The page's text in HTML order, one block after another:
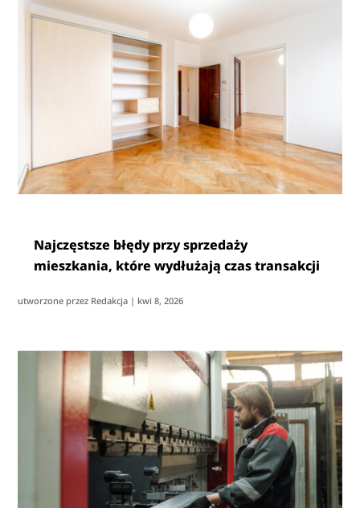
Najczęstsze błędy przy sprzedaży
mieszkania, które wydłużają czas transakcji
utworzone przez Redakcja | kwi 8, 2026